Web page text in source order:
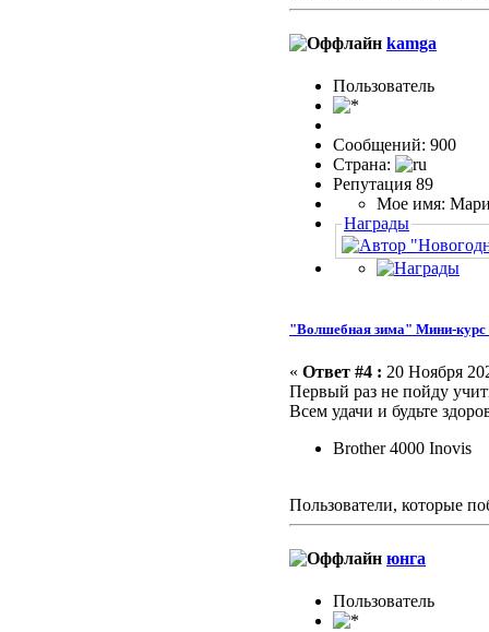
kamga
Пользовaтeль
Сообщений: 900
Страна:
Репутация 89
Мое имя:
Награды
"Волшебная зима" Мини-курс
« Ответ #4 : 20 Ноября
Первый раз не пойду
Всем удачи и будьте
Brother 4000 Inovis
Пользователи, которые
юнга
Пользовaтeль